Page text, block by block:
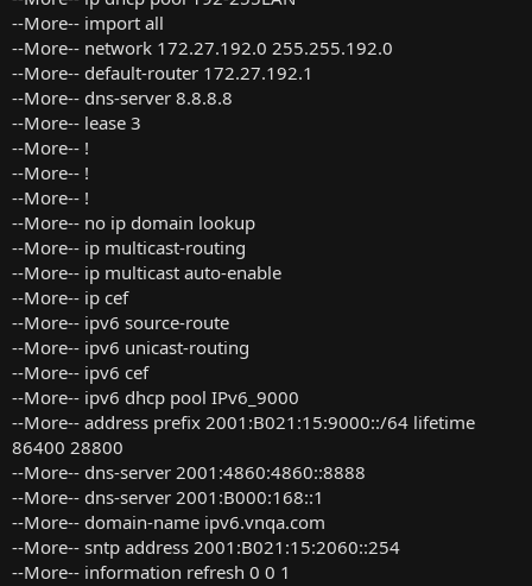
--More-- import all
--More-- network 172.27.192.0 255.255.192.0
--More-- default-router 172.27.192.1
--More-- dns-server 8.8.8.8
--More-- lease 3
--More-- !
--More-- !
--More-- !
--More-- no ip domain lookup
--More-- ip multicast-routing
--More-- ip multicast auto-enable
--More-- ip cef
--More-- ipv6 source-route
--More-- ipv6 unicast-routing
--More-- ipv6 cef
--More-- ipv6 dhcp pool IPv6_9000
--More-- address prefix 2001:B021:15:9000::/64 lifetime
86400 28800
--More-- dns-server 2001:4860:4860::8888
--More-- dns-server 2001:B000:168::1
--More-- domain-name ipv6.vnqa.com
--More-- sntp address 2001:B021:15:2060::254
--More-- information refresh 0 0 1